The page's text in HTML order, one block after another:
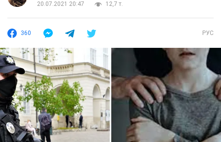
20.07.2021 20:47
12,7 т.
360 РУС